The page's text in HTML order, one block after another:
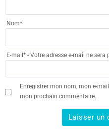
Nom*
E-mail* - Votre adresse e-mail ne sera
Enregistrer mon nom, mon e-
mon prochain commentaire.